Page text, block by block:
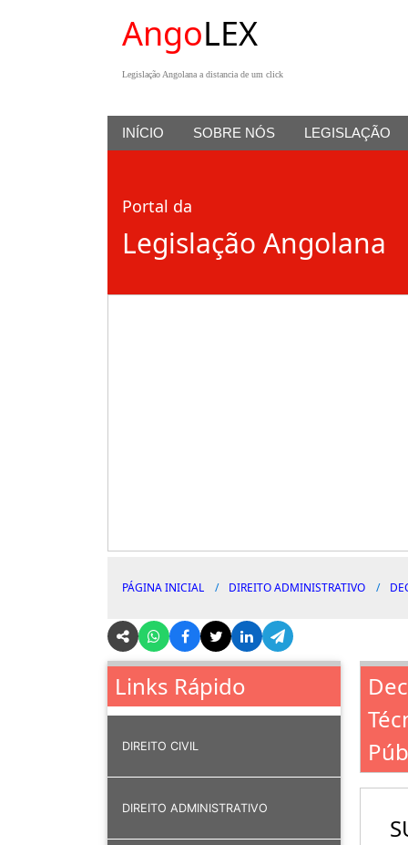
AngoLEX
Legislação Angolana a distancia de um click
INÍCIO SOBRE NÓS LEGISLAÇÃO
Portal da
Legislação Angolana
PÁGINA INICIAL DIREITO ADMINISTRATIVO
Links Rápido
DIREITO CIVIL
DIREITO ADMINISTRATIVO